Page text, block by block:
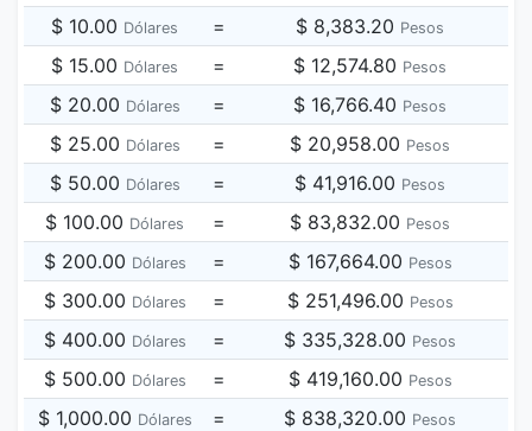
$ 10.00 Dólares = $ 8,383.20 Pesos
$ 15.00 Dólares = $ 12,574.80 Pesos
$ 20.00 Dólares = $ 16,766.40 Pesos
$ 25.00 Dólares = $ 20,958.00 Pesos
$ 50.00 Dólares = $ 41,916.00 Pesos
$ 100.00 Dólares = $ 83,832.00 Pesos
$ 200.00 Dólares = $ 167,664.00 Pesos
$ 300.00 Dólares = $ 251,496.00 Pesos
$ 400.00 Dólares = $ 335,328.00 Pesos
$ 500.00 Dólares = $ 419,160.00 Pesos
$ 1,000.00 Dólares = $ 838,320.00 Pesos